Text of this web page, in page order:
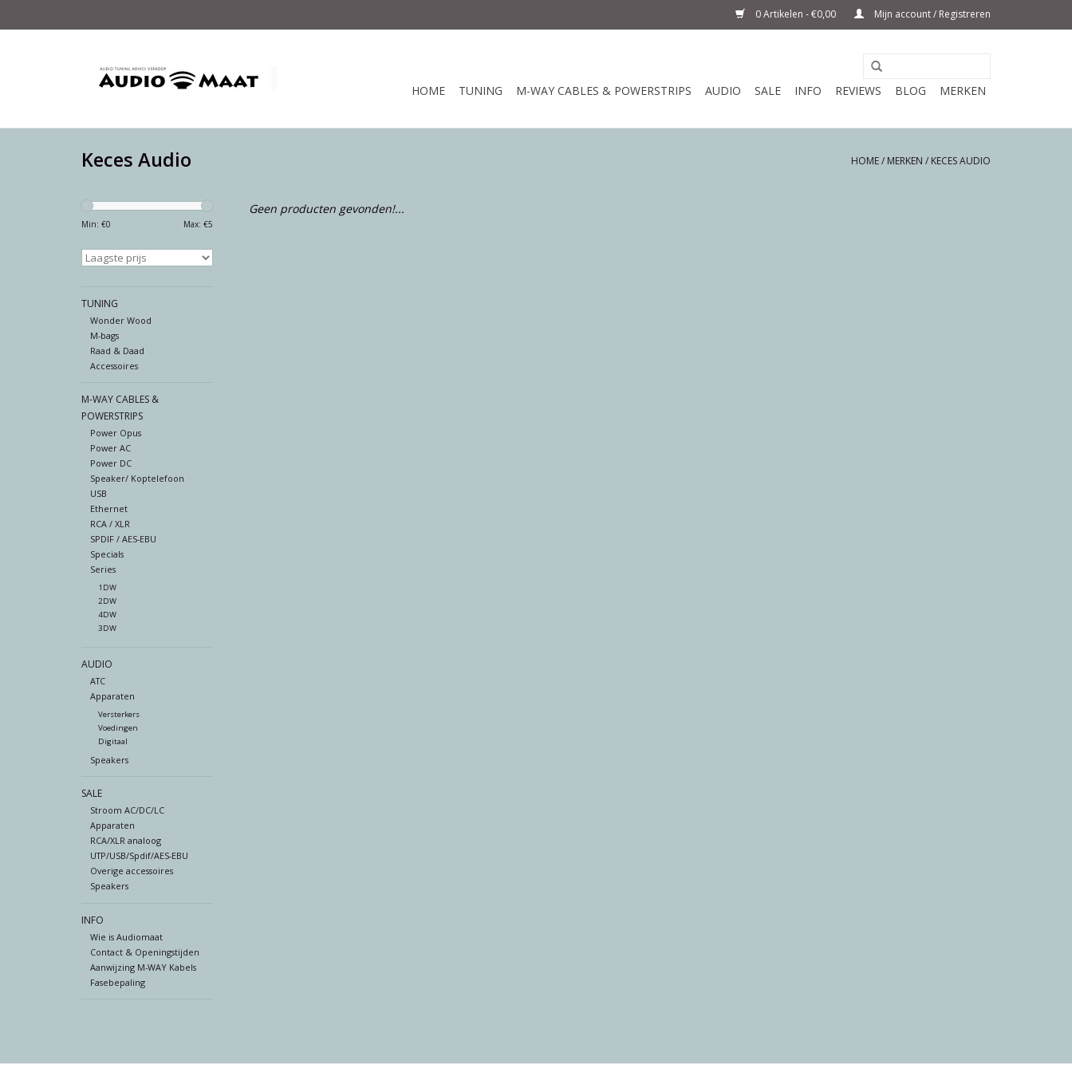
0 Artikelen - €0,00 Mijn account / Registreren
HOME TUNING M-WAY CABLES & POWERSTRIPS AUDIO SALE INFO REVIEWS BLOG MERKEN
Keces Audio HOME/ MERKEN / KECES AUDIO
Min: €0 Max: €5
TUNING
Wonder Wood
M-bags
Raad & Daad
Accessoires
M-WAY CABLES &
POWERSTRIPS
Power Opus
Power AC
Power DC
Speaker/ Koptelefoon
USB
Ethernet
RCA / XLR
SPDIF / AES-EBU
Specials
Series
1DW
2DW
4DW
3DW
AUDIO
ATC
Apparaten
Versterkers
Voedingen
Digitaal
Speakers
SALE
Stroom AC/DC/LC
Apparaten
RCA/XLR analoog
UTP/USB/Spdif/AES-EBU
Overige accessoires
Speakers
INFO
Wie is Audiomaat
Contact & Openingstijden
Aanwijzing M-WAY Kabels
Fasebepaling
Geen producten gevonden!...